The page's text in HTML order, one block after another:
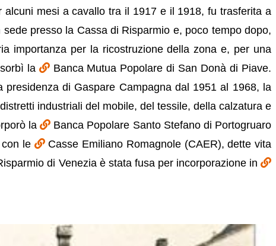
mesi a cavallo tra il 1917 e il 1918, fu trasferita a
presso la Cassa di Risparmio e, poco tempo dopo,
importanza per la ricostruzione della zona e, per una
la
Banca Mutua Popolare di San Donà di Piave.
di Gaspare Campagna dal 1951 al 1968, la
industriali del mobile, del tessile, della calzatura e
la
Banca Popolare Santo Stefano di Portogruaro
le
Casse Emiliano Romagnole (CAER), dette vita
di Venezia è stata fusa per incorporazione in